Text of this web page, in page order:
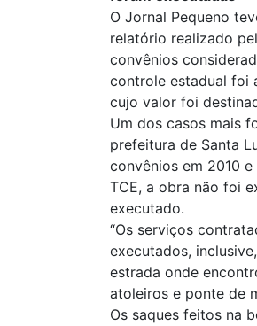
O Jornal Pequeno
relatório realizado
convênios
controle estadual foi
cujo valor foi
Um dos casos mais
prefeitura de Santa
convênios em 2010
TCE, a obra não foi
executado.
“Os serviços
executados,
estrada onde
atoleiros e ponte de
Os saques feitos na